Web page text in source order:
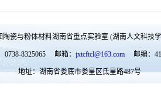
陶瓷与粉体材料湖南省重点实验室 (湖南人文科技
0738-8325065 邮箱： jxtcftcl@163.com 邮编：
地址：湖南省娄底市娄星区氐星路487号